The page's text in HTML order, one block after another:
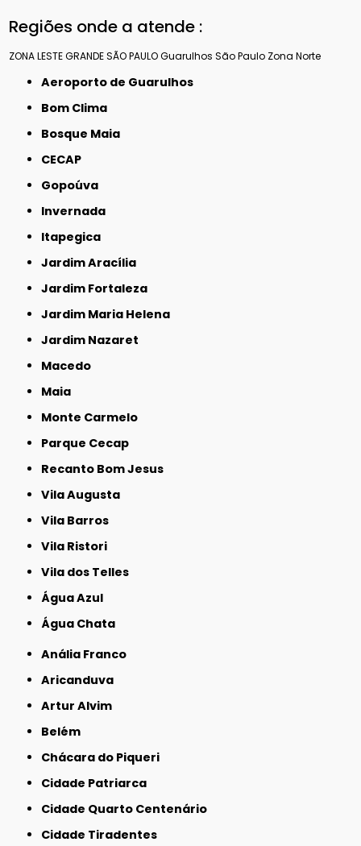
Regiões onde a atende :
ZONA LESTEGRANDE SÃO PAULOGuarulhos São Paulo Zona Norte
Aeroporto de Guarulhos
Bom Clima
Bosque Maia
CECAP
Gopoúva
Invernada
Itapegica
Jardim Aracília
Jardim Fortaleza
Jardim Maria Helena
Jardim Nazaret
Macedo
Maia
Monte Carmelo
Parque Cecap
Recanto Bom Jesus
Vila Augusta
Vila Barros
Vila Ristori
Vila dos Telles
Água Azul
Água Chata
Anália Franco
Aricanduva
Artur Alvim
Belém
Chácara do Piqueri
Cidade Patriarca
Cidade Quarto Centenário
Cidade Tiradentes